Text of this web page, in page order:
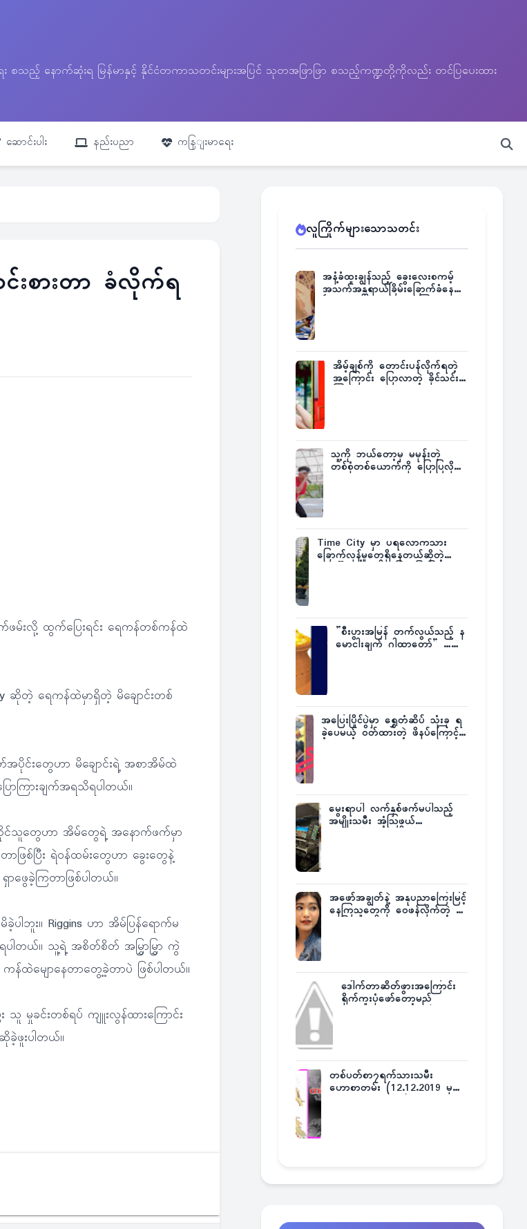
ြေရေး စသည့် နောက်ဆုံးရ မြန်မာနှင့် နိုင်ငံတကာသတင်းများအပြင် သုတအဖြာဖြာ စသည့်ကဏ္ဍတို့ကိုလည်း တင်ပြပေးထား
ဆောင်းပါး နည်းပညာ ကနြျးမာရေး
းစားတာ ခံလိုက်ရ
မ်းလို့ ထွက်ပြေးရင်း ရေကန်တစ်ကန်ထဲ
ဆိုတဲ့ ရေကန်ထဲမှာရှိတဲ့ မိချောင်းတစ်
အပိုင်းတွေဟာ မိချောင်းရဲ့ အစာအိမ်ထဲ
ာကြားချက်အရသိရပါတယ်။
င်သူတွေဟာ အိမ်တွေရဲ့ အနောက်ဖက်မှာ
ြစ်ပြီး ရဲဝန်ထမ်းတွေဟာ ခွေးတွေနဲ့
ေခဲ့ကြတာဖြစ်ပါတယ်။
ဘူး။ Riggins ဟာ အိမ်ပြန်ရောက်မ
ါတယ်။ သူ့ရဲ့ အစိတ်စိတ် အမြွှာမြွှာ ကွဲ
န်ထဲမျောနေတာတွေ့ခဲ့တာပဲ ဖြစ်ပါတယ်။
မှုခင်းတစ်ရပ် ကျူးလွန်ထားကြောင်း
ဖူးပါတယ်။
လူကြိုက်များသောသတင်း
အနံ့ခံထူးချွန်သည့် ခွေးလေးစကမ့်
အသက်အန္တရာယ်ခြိမ်းခြောက်ခံနေရ
အိမ့်ချစ်ကို တောင်းပန်လိုက်ရတဲ့
အကြောင်း ပြောလာတဲ့ ခိုင်သင်း
သူ့ကို ဘယ်တော့မှ မမုန်းတဲ့
တစ်စုံတစ်ယောက်ကို ပြောပြလိုက်
Time City မှာ ပရလောကသား
ခြောက်လှန့်မှုတွေရှိနေတယ်ဆိုတဲ့
”စီးပွားအမြန် တက်လွယ်သည့် န
မောငါးချက် ဂါထာတော်” ……
အပြေးပြိုင်ပွဲမှာ ရွှေတံဆိပ် သုံးခု ရ
ခဲ့ပေမယ့် ဝတ်ထားတဲ့ ဖိနပ်ကြောင့်
မွေးရာပါ လက်နှစ်ဖက်မပါသည့်
အမျိုးသမီး အံ့သြဖွယ်
အဖော်အချွတ်နဲ့ အနုပညာကြေးမြင့်
နေကြသူတွေကို ဝေဖန်လိုက်တဲ့ သ
ဒေါက်တာဆိတ်ဖွားအကြောင်း
ရိုက်ကူးပုံဖော်တော့မည်
တစ်ပတ်စာ၇ရက်သားသမီး
ဟောစာတမ်း (12.12.2019 မှ